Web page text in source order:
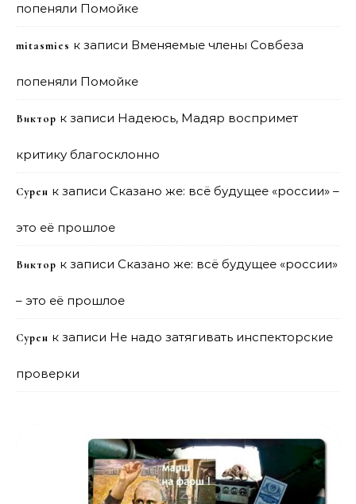
попеняли Помойке
mitasmies к записи Вменяемые члены Совбеза
попеняли Помойке
Виктор к записи Надеюсь, Мадяр воспримет
критику благосклонно
Сурен к записи Сказано же: всё будущее «россии» –
это её прошлое
Виктор к записи Сказано же: всё будущее «россии»
– это её прошлое
Сурен к записи Не надо затягивать инспекторские
проверки